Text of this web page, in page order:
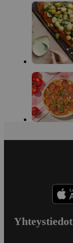
Yhteystiedot